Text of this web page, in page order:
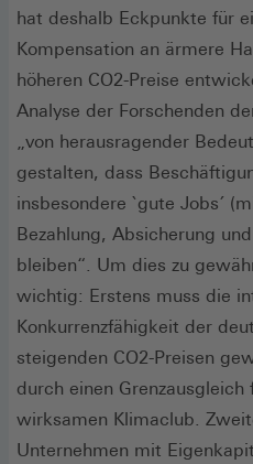
hat deshalb Eckpunkte für
Kompensation an ärmere
höheren CO2-Preise
Analyse der Forschenden
„von herausragender
gestalten, dass
insbesondere `gute Jobs´
Bezahlung, Absicherung
bleiben“. Um dies zu
wichtig: Erstens muss die
Konkurrenzfähigkeit der
steigenden CO2-Preisen
durch einen Grenzausgleich
wirksamen Klimaclub.
Unternehmen mit